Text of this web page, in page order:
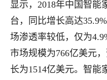
显示，2018年中国智能
台，同比增长高达
场渗透率较低，仅为
市场规模为766亿美元
长为1514亿美元。智能